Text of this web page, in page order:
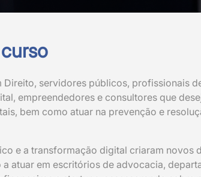
Direito, servidores públicos, profissionais
empreendedores e consultores que
bem como atuar na prevenção e
e a transformação digital criaram novos
atuar em escritórios de advocacia,